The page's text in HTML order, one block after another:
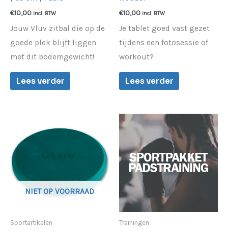
€10,00 incl. BTW
Jouw Vluv zitbal die op de
goede plek blijft liggen
met dit bodemgewicht!
Lees verder
€10,00 incl. BTW
Je tablet goed vast gezet
tijdens een fotosessie of
workout?
Lees verder
NIET OP VOORRAAD
Sportartikelen Trainingen